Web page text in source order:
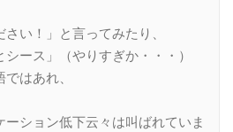
さい！」と言ってみたり、
シース」（やりすぎか・・・）
はあれ、
ション低下云々は叫ばれていま